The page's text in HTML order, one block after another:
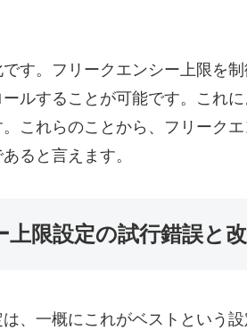
す。フリークエンシー上限を
ルすることが可能です。これ
これらのことから、フリーク
ると言えます。
上限設定の試行錯誤と
、一概にこれがベストという